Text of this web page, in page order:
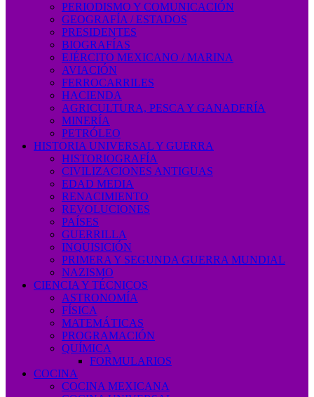
PERIODISMO Y COMUNICACIÓN
GEOGRAFÍA / ESTADOS
PRESIDENTES
BIOGRAFÍAS
EJÉRCITO MEXICANO / MARINA
AVIACIÓN
FERROCARRILES
HACIENDA
AGRICULTURA, PESCA Y GANADERÍA
MINERÍA
PETRÓLEO
HISTORIA UNIVERSAL Y GUERRA
HISTORIOGRAFÍA
CIVILIZACIONES ANTIGUAS
EDAD MEDIA
RENACIMIENTO
REVOLUCIONES
PAÍSES
GUERRILLA
INQUISICIÓN
PRIMERA Y SEGUNDA GUERRA MUNDIAL
NAZISMO
CIENCIA Y TÉCNICOS
ASTRONOMÍA
FÍSICA
MATEMÁTICAS
PROGRAMACIÓN
QUÍMICA
FORMULARIOS
COCINA
COCINA MEXICANA